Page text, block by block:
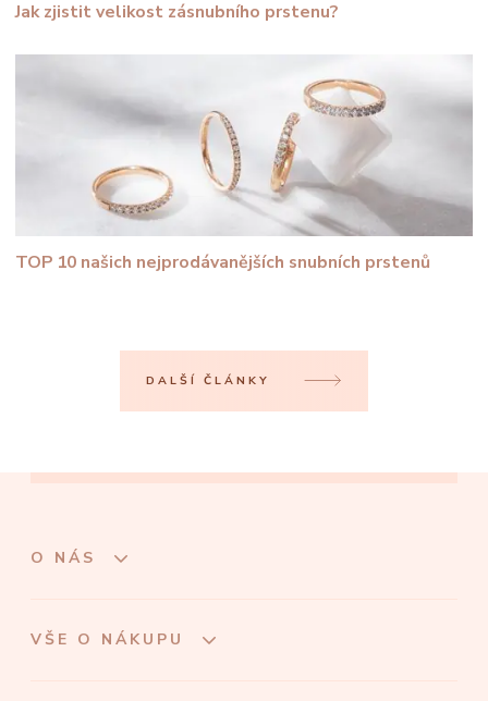
Jak zjistit velikost zásnubního prstenu?
TOP 10 našich nejprodávanějších snubních prstenů
DALŠÍ ČLÁNKY
O NÁS
VŠE O NÁKUPU